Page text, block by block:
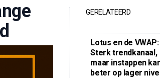
GERELATEERD
Lotus en de VWAP:
Sterk trendkanaal,
maar instappen
beter op lager